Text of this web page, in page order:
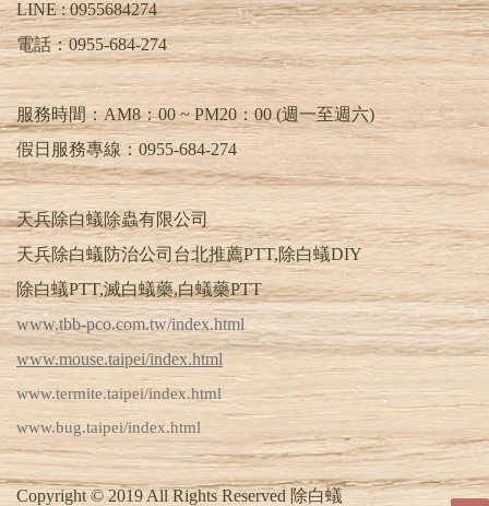
LINE :0955684274
電話：0955-684-274
服務時間：AM8：00 ~ PM20：00 (週一至週六)
假日服務專線：0955-684-274
天兵除白蟻除蟲有限公司
天兵除白蟻防治公司台北推薦PTT,除白蟻DIY
除白蟻PTT,滅白蟻藥,白蟻藥PTT
www.tbb-pco.com.tw/index.html
www.mouse.taipei/index.html
www.termite.taipei/index.html
www.bug.taipei/index.html
Copyright © 2019 All Rights Reserved 除白蟻